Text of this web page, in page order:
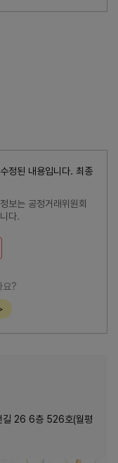
정된 내용입니다. 최종
보는 공정거래위원회
다.
요?
길 26 6층 526호(월평